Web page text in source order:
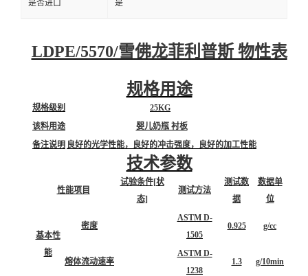
是否进口 是
LDPE/5570/雪佛龙菲利普斯 物性表
规格用途
规格级别
25KG
该料用途
婴儿奶瓶 衬板
备注说明 良好的光学性能，良好的冲击强度，良好的加工性能
技术参数
性能项目
试验条件[状
态]
测试方法
测试数
据
数据单
位
基本性
能
密度
ASTM D-
1505
0.925 g/cc
熔体流动速率
ASTM D-
1238
1.3 g/10min